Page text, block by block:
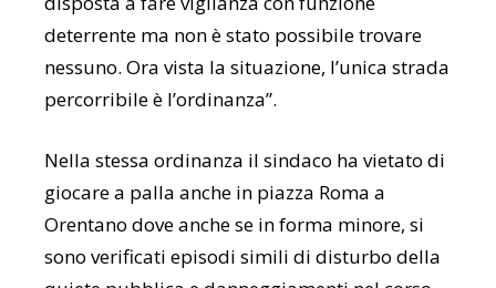
deterrente ma non è stato possibile trovare
nessuno. Ora vista la situazione, l’unica strada
percorribile è l’ordinanza”.
Nella stessa ordinanza il sindaco ha vietato di
giocare a palla anche in piazza Roma a
Orentano dove anche se in forma minore, si
sono verificati episodi simili di disturbo della